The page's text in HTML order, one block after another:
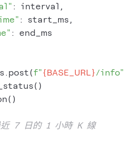
: interval,
: start_ms,
: end_ms
f"{BASE_URL}/info"
7 日的 1 小時 K 線